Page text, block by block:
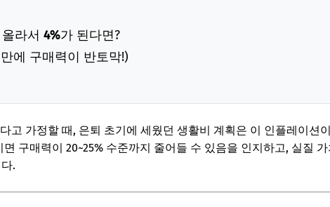
라서 4%가 된다면?
에 구매력이 반토막!)
고 가정할 때, 은퇴 초기에 세웠던 생활비 계획은 이 인플레이션
구매력이 20~25% 수준까지 줄어들 수 있음을 인지하고, 실질
.